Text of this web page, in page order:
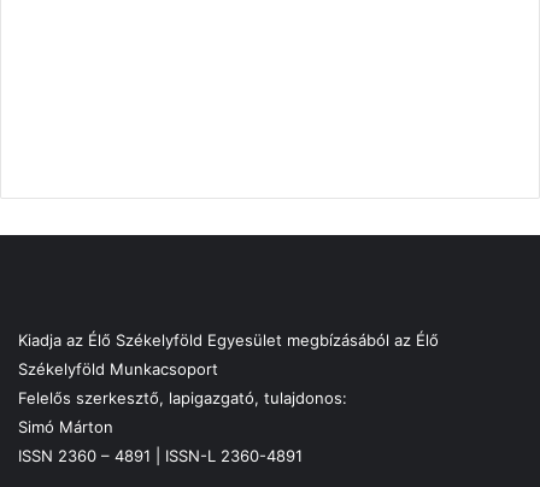
Kiadja az Élő Székelyföld Egyesület megbízásából az Élő
Székelyföld Munkacsoport
Felelős szerkesztő, lapigazgató, tulajdonos:
Simó Márton
ISSN 2360 – 4891 | ISSN-L 2360-4891